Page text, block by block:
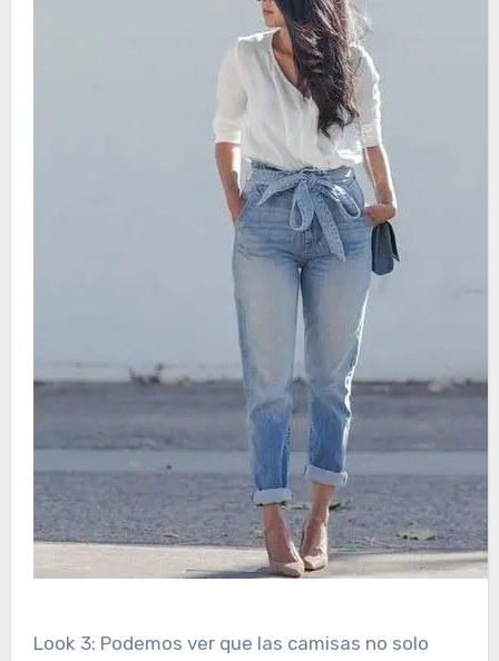
Look 3: Podemos ver que las camisas no solo